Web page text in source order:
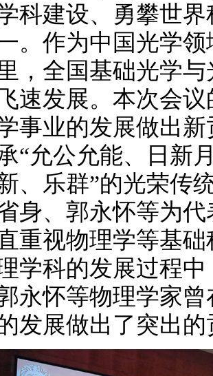
科建设、勇攀世
。作为中国光学
，全国基础光学
速发展。本次会
事业的发展做出
“允公允能、日新
、乐群”的光荣传
身、郭永怀等为
重视物理学等基
学科的发展过程
永怀等物理学家
发展做出了突出的